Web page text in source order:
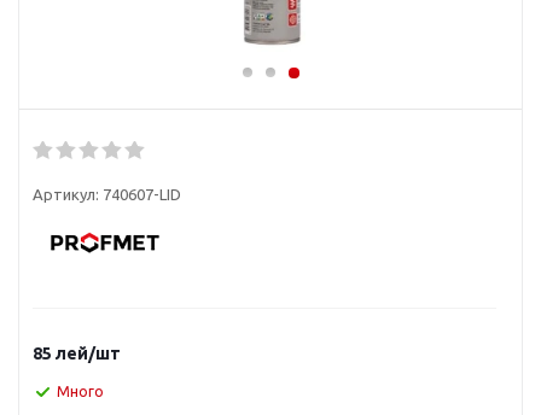
Артикул: 740607-LID
85 лей/шт
Много